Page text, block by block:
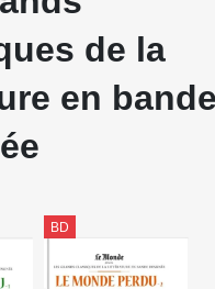
de la
en bande
BD